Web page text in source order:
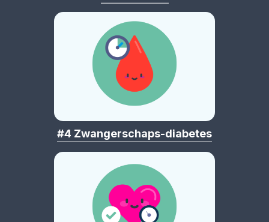
#4 Zwangerschaps-diabetes